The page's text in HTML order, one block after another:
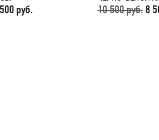
руб. 10 500 руб. 8